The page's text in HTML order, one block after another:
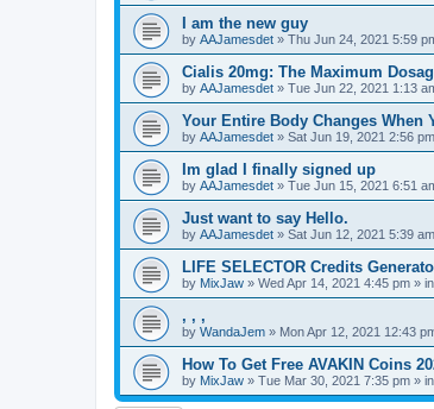
I am the new guy
by AAJamesdet » Thu Jun 24, 2021 5:59
Cialis 20mg: The Maximum
by AAJamesdet » Tue Jun 22, 2021 1:13
Your Entire Body Changes When
by AAJamesdet » Sat Jun 19, 2021 2:56 pm
Im glad I finally signed up
by AAJamesdet » Tue Jun 15, 2021 6:51
Just want to say Hello.
by AAJamesdet » Sat Jun 12, 2021 5:39 am
LIFE SELECTOR Credits
by MixJaw » Wed Apr 14, 2021 4:45 pm » in
, , ,
by WandaJem » Mon Apr 12, 2021 12:43
How To Get Free AVAKIN Coins
by MixJaw » Tue Mar 30, 2021 7:35 pm » in